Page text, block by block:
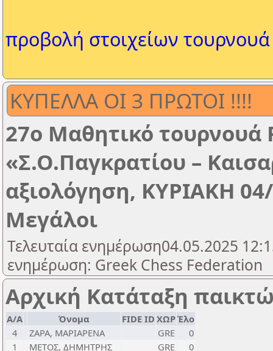
προβολή στοιχείων τουρνουά
ΚΥΠΕΛΛΑ ΟΙ 3 ΠΡΩΤΟΙ !!!!
27ο Μαθητικό τουρνουά
«Σ.Ο.Παγκρατίου –
αξιολόγηση, ΚΥΡΙΑΚΗ
Μεγάλοι
Τελευταία ενημέρωση04.05.2025
ενημέρωση: Greek Chess Federation
Αρχική Κατάταξη
Α/Α Όνομα FIDE ID ΧΩΡΈλο
4
ΖΑΡΑ, ΜΑΡΙΑΡΕΝΑ GRE
0
1
ΜΕΤΟΣ, ΔΗΜΗΤΡΗΣ GRE
0